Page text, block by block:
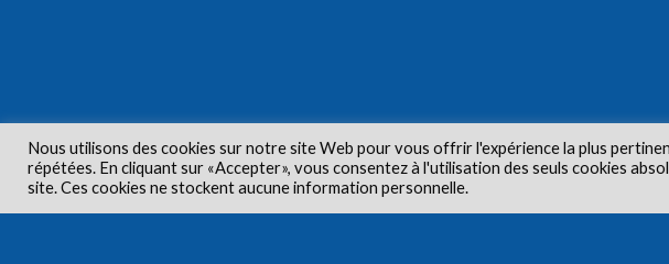
Droits d'auteur © 2026 Centre de
Nous utilisons des cookies sur notre site Web pour vous offrir l'expérience la plus
répétées. En cliquant sur «Accepter», vous consentez à l'utilisation des seuls cookies
site. Ces cookies ne stockent aucune information personnelle.